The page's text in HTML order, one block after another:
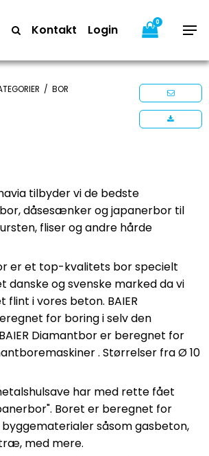
Kontakt Login 0
/ BOR
tilbyder vi de bedste
dåsesænker og japanerbor til
fliser og andre hårde
er et top-kvalitets bor specielt
danske og svenske marked da vi
i vores beton. BAIER
for boring i selv den
Diamantbor er beregnet for
. Størrelser fra Ø 10
har med rette fået
Boret er beregnet for
såsom gasbeton,
med mere.